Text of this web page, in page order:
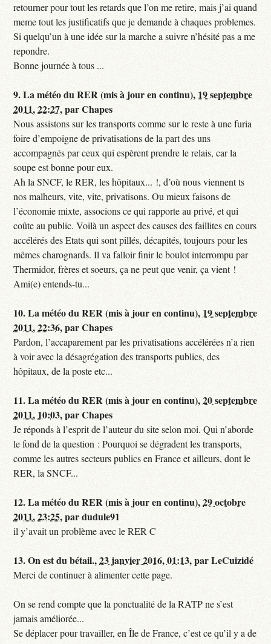
retourner pour tout les retards que l’on me retire, mais j’ai quand
meme tout les justificatifs que je demande à chaques problemes.
Si quelqu’un à une idée sur la marche a suivre n’hésité pas a me
repondre.
Bonne journée à tous ...
9.La météo du RER (mis à jour en continu), 19 septembre
2011, 22:27,parChapes
Nous assistons sur les transports comme sur le reste à une furia
foire d’empoigne de privatisations de la part des uns
accompagnés par ceux qui espèrent prendre le relais, car la
soupe est bonne pour eux.
Ah la SNCF, le RER, les hôpitaux... !, d’où nous viennent ts
nos malheurs, vite, vite, privatisons. Ou mieux faisons de
l’économie mixte, associons ce qui rapporte au privé, et qui
coûte au public. Voilà un aspect des causes des faillites en cours
accélérés des Etats qui sont pillés, décapités, toujours pour les
mêmes charognards. Il va falloir finir le boulot interrompu par
Thermidor, frères et soeurs, ça ne peut que venir, ça vient !
Ami(e) entends-tu...
10.La météo du RER (mis à jour en continu), 19 septembre
2011, 22:36,parChapes
Pardon, l’accaparement par les privatisations accélérées n’a rien
à voir avec la désagrégation des transports publics, des
hôpitaux, de la poste etc...
11.La météo du RER (mis à jour en continu),20 septembre
2011, 10:03,parChapes
Je réponds à l’esprit de l’auteur du site selon moi. Qui n’aborde
le fond de la question : Pourquoi se dégradent les transports,
comme les autres secteurs publics en France et ailleurs, dont le
RER, la SNCF...
12.La météo du RER (mis à jour en continu),29 octobre
2011, 23:25,pardudule91
il y’avait un problème avec le RER C
13.On est du bétail.,23 janvier 2016, 01:13,parLeCuizidé
Merci de continuer à alimenter cette page.
On se rend compte que la ponctualité de la RATP ne s’est
jamais améliorée...
Se déplacer pour travailler, en Île de France, c’est ce qu’il y a de